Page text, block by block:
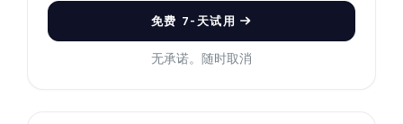
免费 7-天试用
无承诺。随时取消